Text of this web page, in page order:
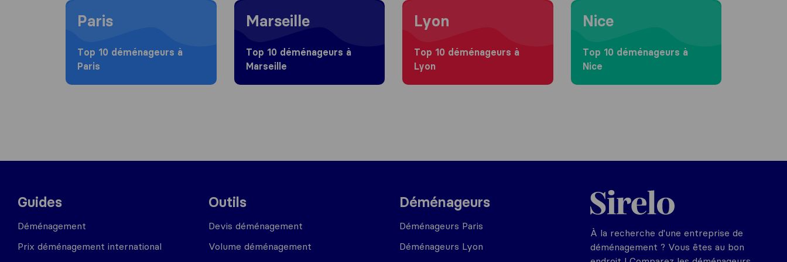
Moving to Paris
Paris
Top 10 déménageurs à
Paris
Moving to Marseille
Marseille
Top 10 déménageurs à
Marseille
Moving to Lyon
Lyon
Top 10 déménageurs à
Lyon
Moving to Nice
Nice
Top 10 déménageurs à
Nice
Guides
Déménagement
Prix déménagement international
Outils
Devis déménagement
Volume déménagement
Déménageurs
Déménageurs Paris
Déménageurs Lyon
Sirelo.fr
À la recherche d'une entreprise de
déménagement ? Vous êtes au bon